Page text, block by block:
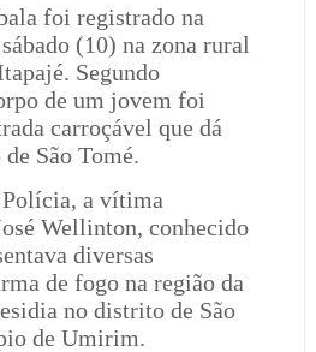
foi registrado na
(10) na zona rural
Segundo
de um jovem foi
carroçável que dá
São Tomé.
a vítima
Wellinton, conhecido
diversas
de fogo na região da
no distrito de São
de Umirim.